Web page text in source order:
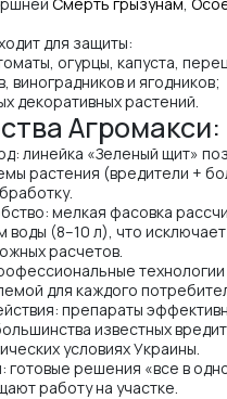
для защиты:
огурцы, капуста,
виноградников и ягодников;
декоративных растений.
Агромакси:
линейка «Зеленый щит»
растения (вредители +
мелкая фасовка
воды (8–10 л), что исключает
расчетов.
для каждого
препараты
известных
условиях Украины.
готовые решения «все в
работу на участке.